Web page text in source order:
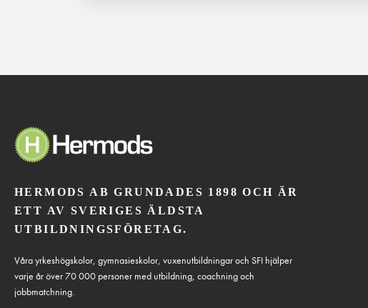
HERMODS AB GRUNDADES 1898 OCH ÄR
ETT AV SVERIGES ÄLDSTA
UTBILDNINGSFÖRETAG.
Våra yrkeshögskolor, gymnasieskolor, vuxenutbildningar och SFI hjälper
varje år över 70 000 personer med utbildning, coachning och
jobbmatchning.